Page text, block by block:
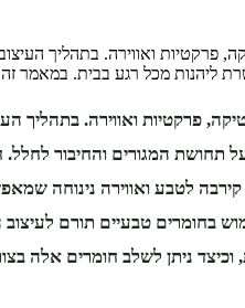
פרקטיות ואווירה. בתהליך
ליהנות מכל רגע בבית.
פרקטיות ואווירה. בתהליך
המגורים והחיבור לחלל.
לטבע ואווירה נינוחה
בחומרים טבעיים תורם לעיצוב
ניתן לשלב חומרים אלה